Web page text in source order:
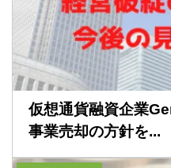
仮想通貨融資企業
事業売却の方針を...